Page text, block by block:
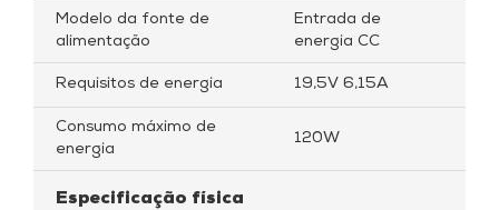
Modelo da fonte de
alimentação
Entrada de
energia CC
Requisitos de energia 19,5V 6,15A
Consumo máximo de
energia
120W
Especificação física